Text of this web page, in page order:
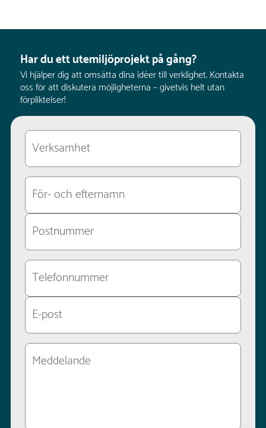
Har du ett utemiljöprojekt på gång?
Vi hjälper dig att omsätta dina idéer till verklighet. Kontakta
oss för att diskutera möjligheterna – givetvis helt utan
förpliktelser!